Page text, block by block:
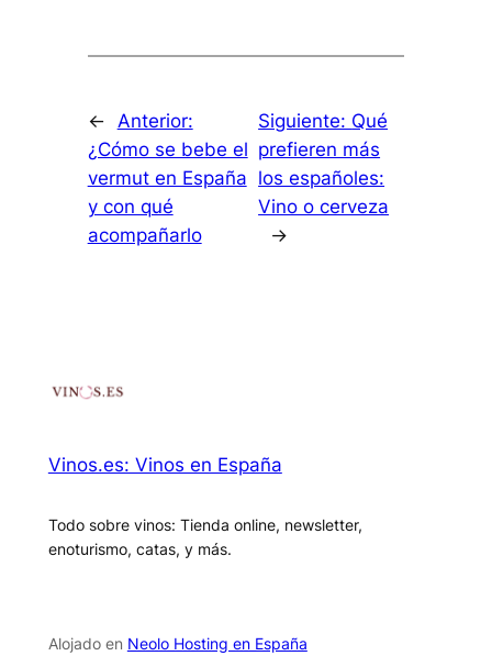
←
Anterior:
¿Cómo se bebe el
vermut en España
y con qué
acompañarlo
Siguiente: Qué
prefieren más
los españoles:
Vino o cerveza
→
Vinos.es: Vinos en España
Todo sobre vinos: Tienda online, newsletter,
enoturismo, catas, y más.
Alojado en Neolo Hosting en España